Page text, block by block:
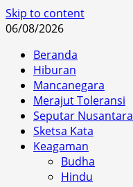
Skip to content
06/08/2026
Beranda
Hiburan
Mancanegara
Merajut Toleransi
Seputar Nusantara
Sketsa Kata
Keagaman
Budha
Hindu